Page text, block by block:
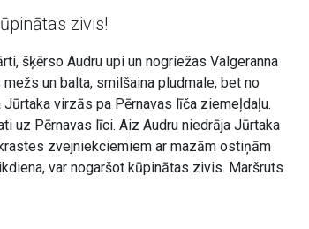
zivis!
šķērso Audru upi un nogriežas Valgeranna
un balta, smilšaina pludmale, bet no
virzās pa Pērnavas līča ziemeļdaļu.
uz Pērnavas līci. Aiz Audru niedrāja Jūrtaka
zvejniekciemiem ar mazām ostiņām
var nogaršot kūpinātas zivis. Maršruts